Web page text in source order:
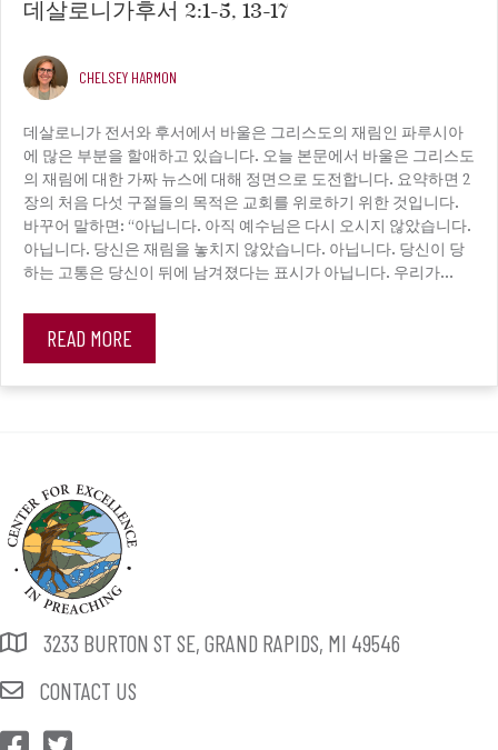
데살로니가후서 2:1-5, 13-17
CHELSEY HARMON
데살로니가 전서와 후서에서 바울은 그리스도의 재림인 파루시아
에 많은 부분을 할애하고 있습니다. 오늘 본문에서 바울은 그리스도
의 재림에 대한 가짜 뉴스에 대해 정면으로 도전합니다. 요약하면 2
장의 처음 다섯 구절들의 목적은 교회를 위로하기 위한 것입니다.
바꾸어 말하면: “아닙니다. 아직 예수님은 다시 오시지 않았습니다.
아닙니다. 당신은 재림을 놓치지 않았습니다. 아닙니다. 당신이 당
하는 고통은 당신이 뒤에 남겨졌다는 표시가 아닙니다. 우리가…
READ MORE
3233 BURTON ST SE, GRAND RAPIDS, MI 49546
CONTACT US
CEP Facebook
CEP Twitter